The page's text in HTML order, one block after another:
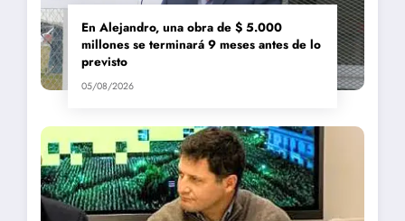
En Alejandro, una obra de $ 5.000
millones se terminará 9 meses antes de lo
previsto
05/08/2026